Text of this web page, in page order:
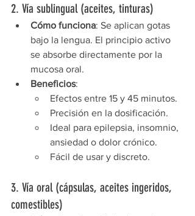
2. Vía sublingual (aceites, tinturas)
Cómo funciona: Se aplican gotas
bajo la lengua. El principio activo
se absorbe directamente por la
mucosa oral.
Beneficios:
Efectos entre 15 y 45 minutos.
Precisión en la dosificación.
Ideal para epilepsia, insomnio,
ansiedad o dolor crónico.
Fácil de usar y discreto.
3. Vía oral (cápsulas, aceites ingeridos,
comestibles)